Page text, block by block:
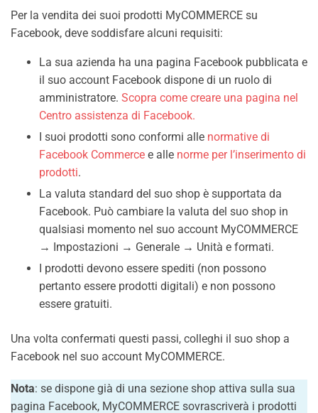
Per la vendita dei suoi prodotti MyCOMMERCE su
Facebook, deve soddisfare alcuni requisiti:
La sua azienda ha una pagina Facebook pubblicata e
il suo account Facebook dispone di un ruolo di
amministratore. Scopra come creare una pagina nel
Centro assistenza di Facebook.
I suoi prodotti sono conformi alle normative di
Facebook Commerce e alle norme per l’inserimento di
prodotti.
La valuta standard del suo shop è supportata da
Facebook. Può cambiare la valuta del suo shop in
qualsiasi momento nel suo account MyCOMMERCE
→ Impostazioni → Generale → Unità e formati.
I prodotti devono essere spediti (non possono
pertanto essere prodotti digitali) e non possono
essere gratuiti.
Una volta confermati questi passi, colleghi il suo shop a
Facebook nel suo account MyCOMMERCE.
Nota: se dispone già di una sezione shop attiva sulla sua
pagina Facebook, MyCOMMERCE sovrascriverà i prodotti